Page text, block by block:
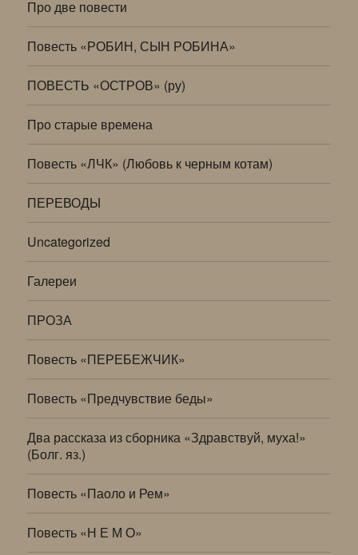
Про две повести
Повесть «РОБИН, СЫН РОБИНА»
ПОВЕСТЬ «ОСТРОВ» (ру)
Про старые времена
Повесть «ЛЧК» (Любовь к черным котам)
ПЕРЕВОДЫ
Uncategorized
Галереи
ПРОЗА
Повесть «ПЕРЕБЕЖЧИК»
Повесть «Предчувствие беды»
Два рассказа из сборника «Здравствуй, муха!»
(Болг. яз.)
Повесть «Паоло и Рем»
Повесть «Н Е М О»